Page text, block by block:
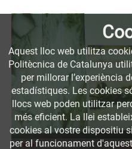
Aquest lloc web utilitza
Politècnica de Catalunya
per millorar l’experiència
estadístiques. Les cookies
llocs web poden utilitzar
més eficient. La llei
cookies al vostre dispositiu
per al funcionament